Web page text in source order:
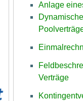
Anlage
Verträge